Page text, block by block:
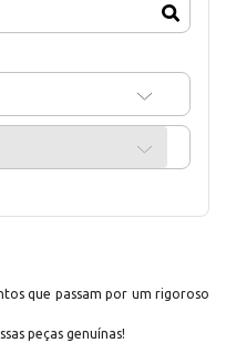
que passam por um rigoroso
peças genuínas!